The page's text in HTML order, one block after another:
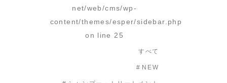
net/web/cms/wp-
content/themes/esper/sidebar.php
on line 25
すべて
NEW